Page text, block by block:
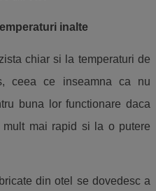
inalte
chiar si la temperaturi de
ceea ce inseamna ca nu
buna lor functionare daca
mai rapid si la o putere
din otel se dovedesc a